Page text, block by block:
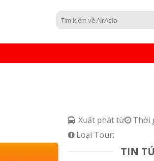
Search
for:
Xuất phát từ
Thời
Loại Tour:
TIN